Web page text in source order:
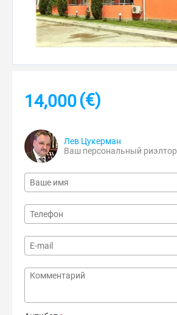
14,000(€)
Лев Цукерман
Ваш персональный риэлтор